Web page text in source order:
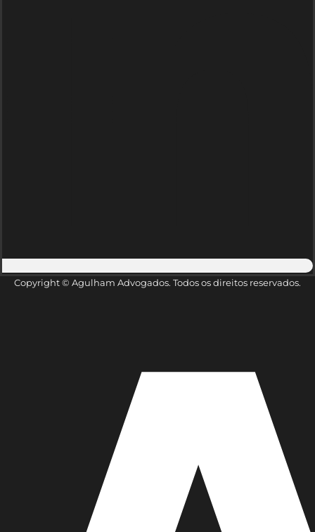
Copyright © Agulham Advogados. Todos os direitos reservados.